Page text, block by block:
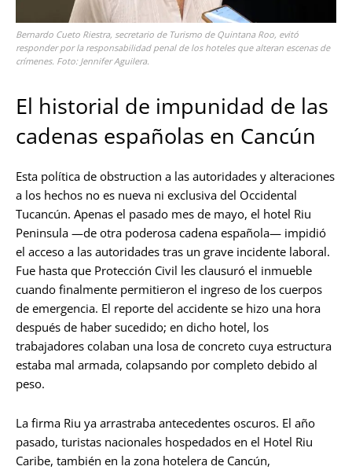
Bernardo Cueto Riestra, secretario de Turismo de Quintana Roo, evitó
responder por la responsabilidad penal de los hoteles que alteran escenas de
crímenes. Foto: Jennifer Aguilera.
El historial de impunidad de las
cadenas españolas en Cancún
Esta política de obstruction a las autoridades y alteraciones
a los hechos no es nueva ni exclusiva del Occidental
Tucancún. Apenas el pasado mes de mayo, el hotel Riu
Peninsula —de otra poderosa cadena española— impidió
el acceso a las autoridades tras un grave incidente laboral.
Fue hasta que Protección Civil les clausuró el inmueble
cuando finalmente permitieron el ingreso de los cuerpos
de emergencia. El reporte del accidente se hizo una hora
después de haber sucedido; en dicho hotel, los
trabajadores colaban una losa de concreto cuya estructura
estaba mal armada, colapsando por completo debido al
peso.
La firma Riu ya arrastraba antecedentes oscuros. El año
pasado, turistas nacionales hospedados en el Hotel Riu
Caribe, también en la zona hotelera de Cancún,